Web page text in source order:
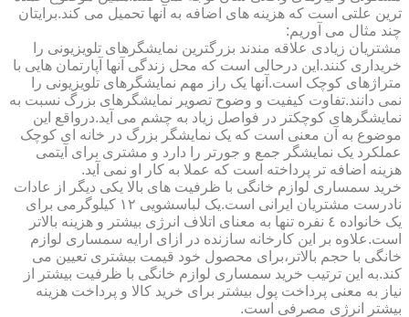
ترین علتی است که هزینه های اضافه به آنها تحمیل می کند.برایتان
چند مثال می آوریم:
مشتریان زیادی علاقه مندند بزرگترین نمایشگرهای تلویزیونی را
خریداری کنند.این درحالی است که محل زندگی آنها آپارتمان هایی با
متراژهای کوچک است.آنها یک راز مهم نمایشگرهای تلویزیونی را
نمی دانند.تفاوت کیفیت و وضوح تصویر نمایشگرهای بزرگ نسبت به
نمایشگرهای کوچکتر در فواصل زیاد به چشم می آید.درواقع این
موضوع به آن معنی است که یک نمایشگر بزرگ در خانه ای کوچک
عملکرد یک نمایشگر جمع و جورتر را دارد و مشتری برای آیتمی
هزینه اضافه تر پرداخته است که عملا به کار او نمی آید.
خرید سمساری لوازم خانگی با ظرفیت های بالا یکی دیگر از عادات
نادرست مشتریان ایرانی است.یک لباسشویی ١٢ کیلوگرمی برای
یک خانواده ٤ نفره تنها به معنای اتلاف انرژی بیشتر و هزینه بالاتر
است.علاوه بر این کارخانه سازنده در ازای ارایه سمساری لوازم
خانگی با حجم بالاتر،برای محصول خود قیمت بیشتری تعیین می
کند.به این ترتیب خرید سمساری لوازم خانگی با ظرفیت بیشتر از
نیاز به معنی پرداخت پول بیشتر برای خرید کالا و پرداخت هزینه
بیشتر انرژی مصرفی است.